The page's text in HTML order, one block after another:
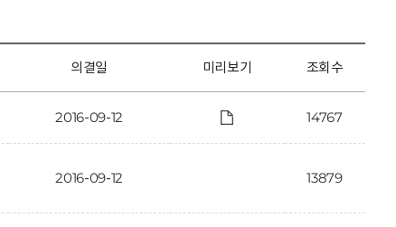
의결일 미리보기 조회수
2016-09-12 14767
2016-09-12 13879